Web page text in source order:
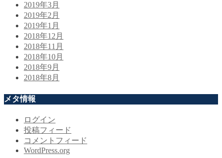
2019年3月
2019年2月
2019年1月
2018年12月
2018年11月
2018年10月
2018年9月
2018年8月
メタ情報
ログイン
投稿フィード
コメントフィード
WordPress.org